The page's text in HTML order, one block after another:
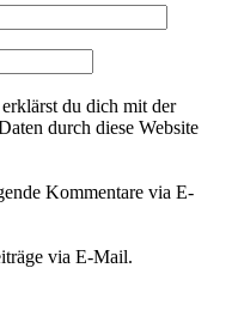
du dich mit der
durch diese Website
Kommentare via E-
via E-Mail.